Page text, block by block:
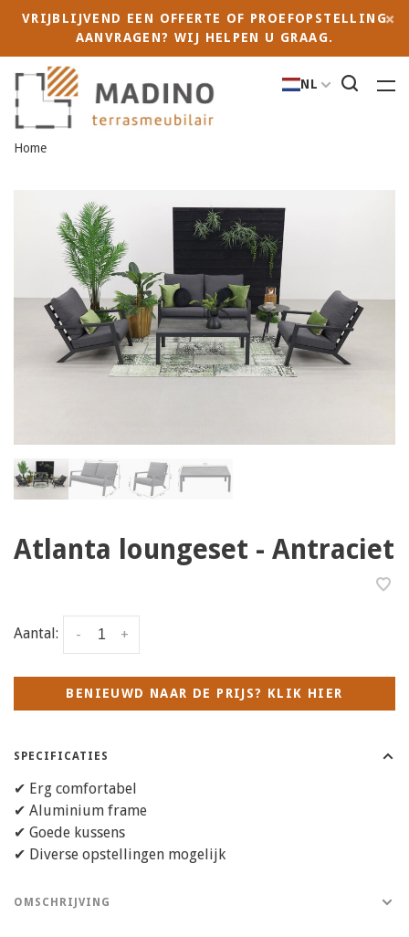
VRIJBLIJVEND EEN OFFERTE OF PROEFOPSTELLING
AANVRAGEN? WIJ HELPEN U GRAAG.
NL
Home
Atlanta loungeset - Antraciet
Aantal: +
-
BENIEUWD NAAR DE PRIJS? KLIK HIER
SPECIFICATIES
✔ Erg comfortabel
✔ Aluminium frame
✔ Goede kussens
✔ Diverse opstellingen mogelijk
OMSCHRIJVING